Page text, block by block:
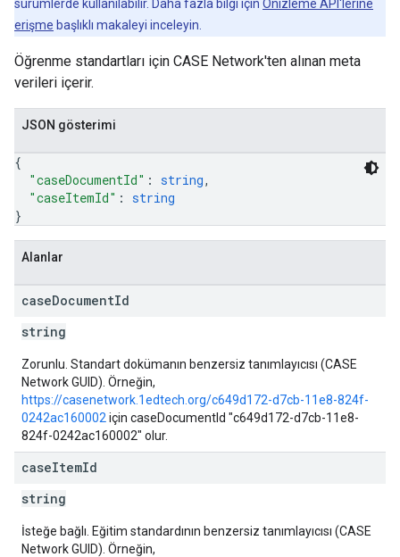
sürümlerde kullanılabilir. Daha fazla bilgi için Önizleme API'lerine
erişme başlıklı makaleyi inceleyin.
Öğrenme standartları için CASE Network'ten alınan meta
verileri içerir.
JSON gösterimi
{
"caseDocumentId" : string,
"caseItemId" : string
}
Alanlar
caseDocumentId
string
Zorunlu. Standart dokümanın benzersiz tanımlayıcısı (CASE
Network GUID). Örneğin,
https://casenetwork.1edtech.org/c649d172-d7cb-11e8-824f-
0242ac160002 için caseDocumentId "c649d172-d7cb-11e8-
824f-0242ac160002" olur.
caseItemId
string
İsteğe bağlı. Eğitim standardının benzersiz tanımlayıcısı (CASE
Network GUID). Örneğin,